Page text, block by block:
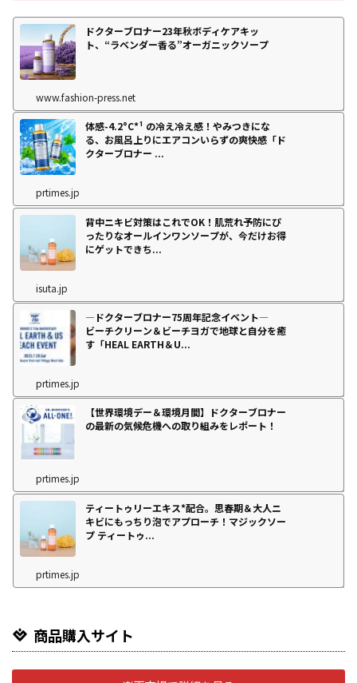
ドクターブロナー23年秋ボディケアキッ
ト、“ラベンダー香る”オーガニックソープ
www.fashion-press.net
体感-4.2°C*¹ の冷え冷え感！やみつきにな
る、お風呂上りにエアコンいらずの爽快感「ド
クターブロナー ...
prtimes.jp
背中ニキビ対策はこれでOK！肌荒れ予防にぴ
ったりなオールインワンソープが、今だけお得
にゲットできち...
isuta.jp
―ドクターブロナー75周年記念イベント―
ビーチクリーン＆ビーチヨガで地球と自分を癒
す「HEAL EARTH＆U...
prtimes.jp
【世界環境デー＆環境月間】ドクターブロナー
の最新の気候危機への取り組みをレポート！
prtimes.jp
ティートゥリーエキス*配合。思春期＆大人ニ
キビにもっちり泡でアプローチ！マジックソー
プ ティートゥ...
prtimes.jp
商品購入サイト